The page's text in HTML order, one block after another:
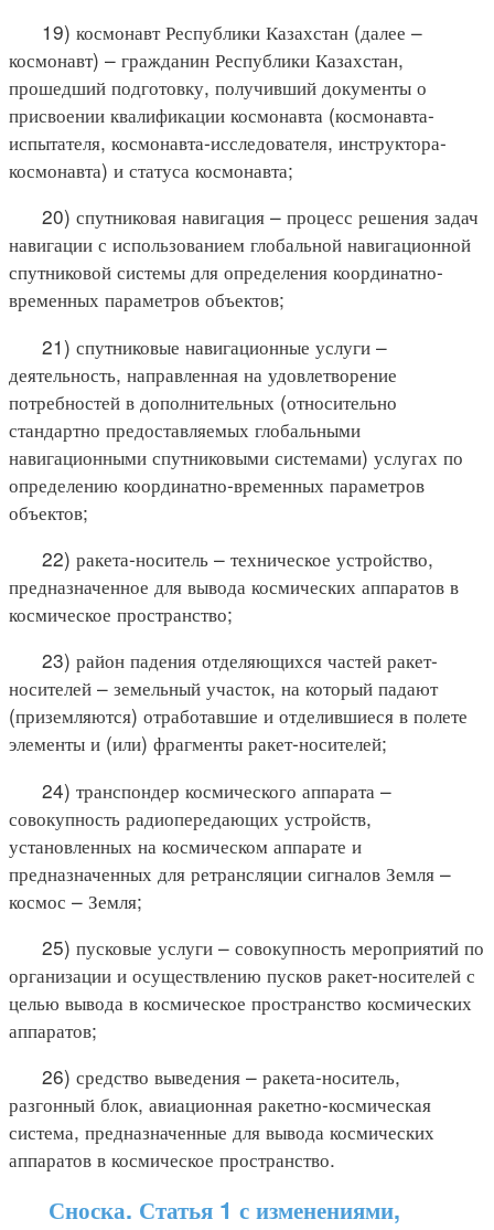
19) космонавт Республики Казахстан (далее –
космонавт) – гражданин Республики Казахстан,
прошедший подготовку, получивший документы о
присвоении квалификации космонавта (космонавта-
испытателя, космонавта-исследователя, инструктора-
космонавта) и статуса космонавта;
20) спутниковая навигация – процесс решения задач
навигации с использованием глобальной навигационной
спутниковой системы для определения координатно-
временных параметров объектов;
21) спутниковые навигационные услуги –
деятельность, направленная на удовлетворение
потребностей в дополнительных (относительно
стандартно предоставляемых глобальными
навигационными спутниковыми системами) услугах по
определению координатно-временных параметров
объектов;
22) ракета-носитель – техническое устройство,
предназначенное для вывода космических аппаратов в
космическое пространство;
23) район падения отделяющихся частей ракет-
носителей – земельный участок, на который падают
(приземляются) отработавшие и отделившиеся в полете
элементы и (или) фрагменты ракет-носителей;
24) транспондер космического аппарата –
совокупность радиопередающих устройств,
установленных на космическом аппарате и
предназначенных для ретрансляции сигналов Земля –
космос – Земля;
25) пусковые услуги – совокупность мероприятий по
организации и осуществлению пусков ракет-носителей с
целью вывода в космическое пространство космических
аппаратов;
26) средство выведения – ракета-носитель,
разгонный блок, авиационная ракетно-космическая
система, предназначенные для вывода космических
аппаратов в космическое пространство.
Сноска. Статья 1 с изменениями,